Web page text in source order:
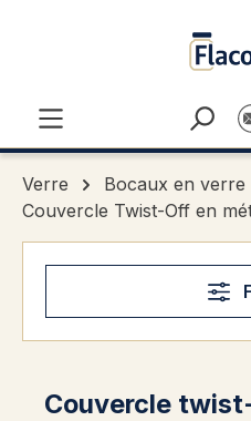
Verre
Bocaux en verre
Couvercle Twist-Off en
Couvercle